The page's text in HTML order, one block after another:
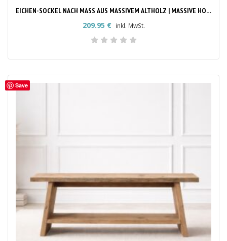
EICHEN-SOCKEL NACH MASS AUS MASSIVEM ALTHOLZ | MASSIVE HOLZSÄULE & DEKOSÄULE
209.95 € inkl. MwSt.
Save